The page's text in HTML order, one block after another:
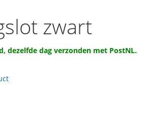
zwart
dezelfde dag verzonden met PostNL.